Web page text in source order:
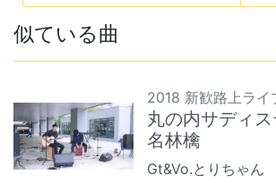
似ている曲
2018 新歓路上ラ
丸の内サディ
名林檎
Gt&Vo.とりちゃん